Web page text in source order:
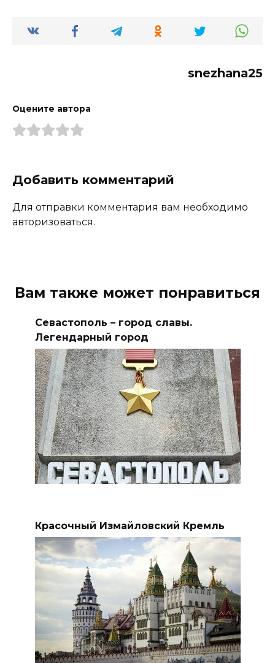
snezhana25
Оцените автора
Добавить комментарий
Для отправки комментария вам необходимо
авторизоваться.
Вам также может понравиться
Севастополь – город славы.
Легендарный город
Красочный Измайловский Кремль